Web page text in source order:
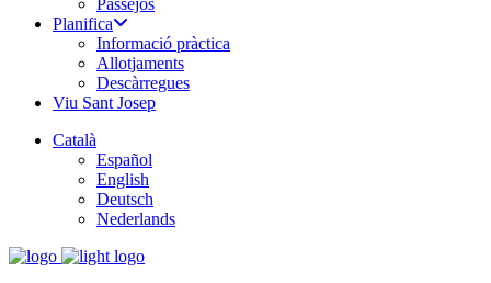
Passejos
Planifica
Informació pràctica
Allotjaments
Descàrregues
Viu Sant Josep
Català
Español
English
Deutsch
Nederlands